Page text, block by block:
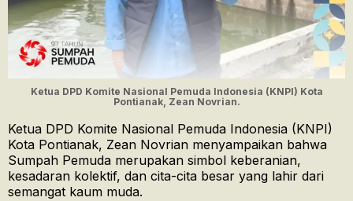
Ketua DPD Komite Nasional Pemuda Indonesia (KNPI) Kota
Pontianak, Zean Novrian.
Ketua DPD Komite Nasional Pemuda Indonesia (KNPI)
Kota Pontianak, Zean Novrian menyampaikan bahwa
Sumpah Pemuda merupakan simbol keberanian,
kesadaran kolektif, dan cita-cita besar yang lahir dari
semangat kaum muda.